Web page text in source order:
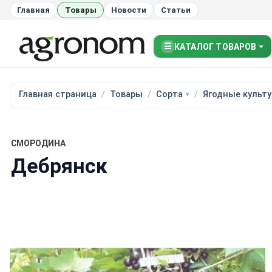
Главная Товары Новости Статьи
☰ КАТАЛОГ ТОВАРОВ
Главная страница Товары Сорта Ягодные
СМОРОДИНА
Дебрянск